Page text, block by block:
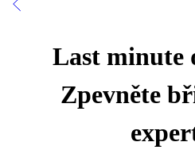
Last minute
Zpevněte